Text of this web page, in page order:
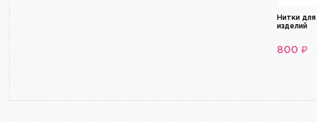
Нитки
изделий
800 ₽